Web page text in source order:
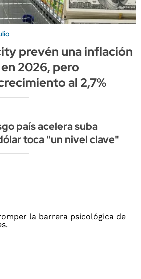
prevén una inflación
2026, pero
al 2,7%
país acelera suba
toca "un nivel clave"